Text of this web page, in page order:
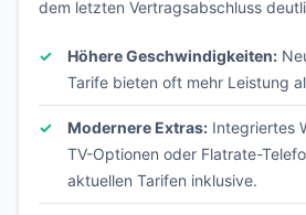
dem letzten Vertragsabschluss
Höhere Geschwindigkeiten:
Tarife bieten oft mehr Leistung
Modernere Extras: Integriertes
TV-Optionen oder Flatrate-
aktuellen Tarifen inklusive.